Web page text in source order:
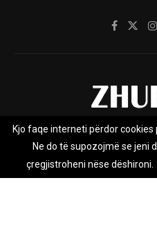
Rreth nesh Impresumi
Zhurnal.mk është Agjenci e
Kjo faqe interneti përdor
Ne do të supozojmë se jeni
çregjistroheni nëse dëshironi.